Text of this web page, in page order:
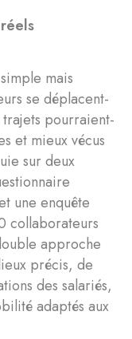
mais
se déplacent-
pourraient-
et mieux vécus
sur deux
une enquête
collaborateurs
approche
précis, de
des salariés,
adaptés aux